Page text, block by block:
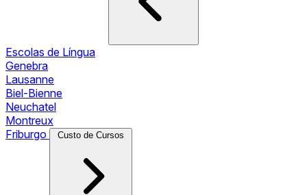
Escolas de Língua
Genebra
Lausanne
Biel-Bienne
Neuchatel
Montreux
Friburgo
Custo de Cursos